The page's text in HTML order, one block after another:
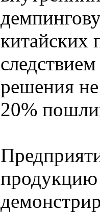
китайских
решения
20%
продукцию